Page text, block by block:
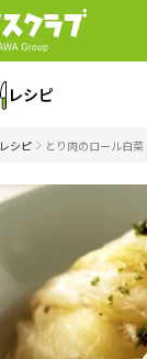
レシピ
レシピ とり肉のロール白菜